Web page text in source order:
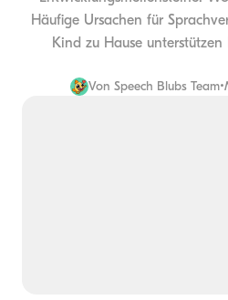
Häufige Ursachen für
Kind zu Hause
Von Speech Blubs Team•